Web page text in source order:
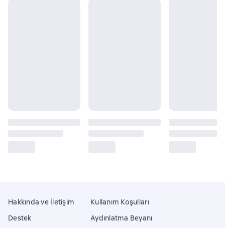
Hakkında ve İletişim
Destek
Kullanım Koşulları
Aydınlatma Beyanı